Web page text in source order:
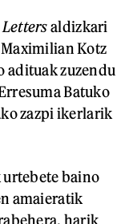
aldizkari
Kotz
adituak zuzendu
Batuko
zazpi ikerlarik
baino
amaieratik
harik